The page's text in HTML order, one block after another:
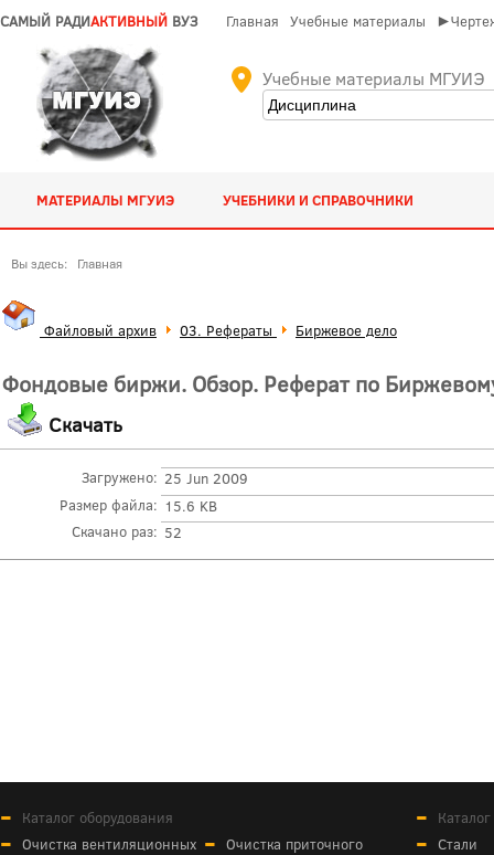
САМЫЙ РАДИАКТИВНЫЙ ВУЗ Главная Учебные материалы
Учебные материалы МГУИЭ
МАТЕРИАЛЫ МГУИЭ УЧЕБНИКИ И СПРАВОЧНИКИ
Вы здесь: Главная
Файловый архив 03. Рефераты Биржевое дело
Фондовые биржи. Обзор. Реферат по
Скачать
Загружено: 25 Jun 2009
Размер файла: 15.6 KB
Скачано раз: 52
Каталог оборудования
Очистка вентиляционных
Очистка приточного
Стали